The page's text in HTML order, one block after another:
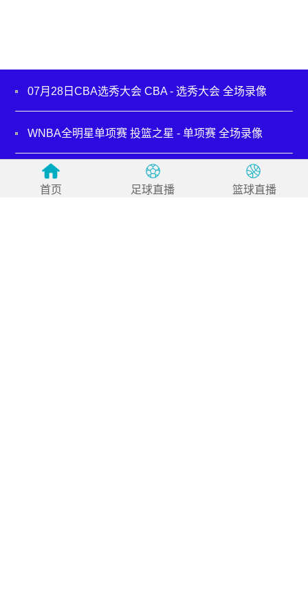
07月28日CBA选秀大会 CBA - 选秀大会 全场录像
WNBA全明星单项赛 投篮之星 - 单项赛 全场录像
07月19日NBA夏季联赛 步行者 - 鹈鹕 全场录像
首页 足球直播 篮球直播